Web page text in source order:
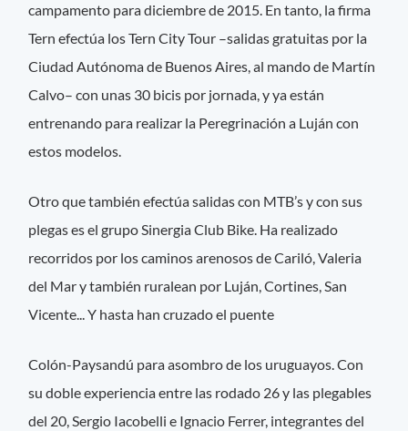
campamento para diciembre de 2015. En tanto, la firma
Tern efectúa los Tern City Tour –salidas gratuitas por la
Ciudad Autónoma de Buenos Aires, al mando de Martín
Calvo– con unas 30 bicis por jornada, y ya están
entrenando para realizar la Peregrinación a Luján con
estos modelos.
Otro que también efectúa salidas con MTB’s y con sus
plegas es el grupo Sinergia Club Bike. Ha realizado
recorridos por los caminos arenosos de Cariló, Valeria
del Mar y también ruralean por Luján, Cortines, San
Vicente... Y hasta han cruzado el puente
Colón-Paysandú para asombro de los uruguayos. Con
su doble experiencia entre las rodado 26 y las plegables
del 20, Sergio Iacobelli e Ignacio Ferrer, integrantes del